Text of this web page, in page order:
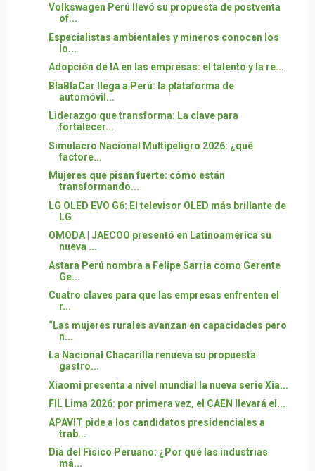
Volkswagen Perú llevó su propuesta de postventa
of...
Especialistas ambientales y mineros conocen los
lo...
Adopción de IA en las empresas: el talento y la re...
BlaBlaCar llega a Perú: la plataforma de
automóvil...
Liderazgo que transforma: La clave para
fortalecer...
Simulacro Nacional Multipeligro 2026: ¿qué
factore...
Mujeres que pisan fuerte: cómo están
transformando...
LG OLED EVO G6: El televisor OLED más brillante de
LG
OMODA | JAECOO presentó en Latinoamérica su
nueva ...
Astara Perú nombra a Felipe Sarria como Gerente
Ge...
Cuatro claves para que las empresas enfrenten el
r...
“Las mujeres rurales avanzan en capacidades pero
n...
La Nacional Chacarilla renueva su propuesta
gastro...
Xiaomi presenta a nivel mundial la nueva serie Xia...
FIL Lima 2026: por primera vez, el CAEN llevará el...
APAVIT pide a los candidatos presidenciales a
trab...
Día del Físico Peruano: ¿Por qué las industrias
má...